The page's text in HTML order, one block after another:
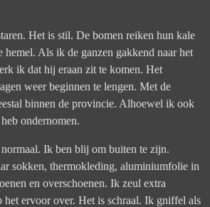
Het is stil. De bomen reiken hun kale
hemel. Als ik de ganzen gakkend naar het
ik dat hij eraan zit te komen. Het
weer beginnen te lengen. Met de
binnen de provincie. Alhoewel ik ook
ondernomen.
Ik ben blij om buiten te zijn.
sokken, thermokleding, aluminiumfolie in
en overschoenen. Ik zeul extra
het ervoor over. Het is schraal. Ik gniffel als